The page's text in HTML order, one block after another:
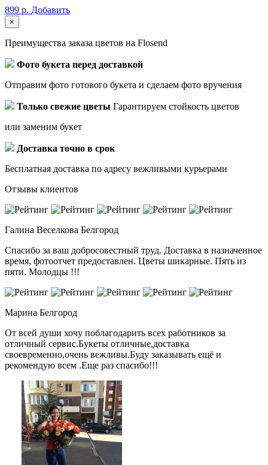
899 р. Добавить
×
Преимущества заказа цветов на Flosend
Фото букета перед доставкой
Отправим фото готового букета и сделаем фото вручения
Только свежие цветы Гарантируем стойкость цветов
или заменим букет
Доставка точно в срок
Бесплатная доставка по адресу вежливыми курьерами
Отзывы клиентов
Галина Веселкова Белгород
Спасибо за ваш добросовестный труд. Доставка в назначенное
время, фотоотчет предоставлен. Цветы шикарные. Пять из
пяти. Молодцы !!!
Марина Белгород
От всей души хочу поблагодарить всех работников за
отличный сервис.Букеты отличные,доставка
своевременно,очень вежливы.Буду заказывать ещё и
рекомендую всем .Еще раз спасибо!!!